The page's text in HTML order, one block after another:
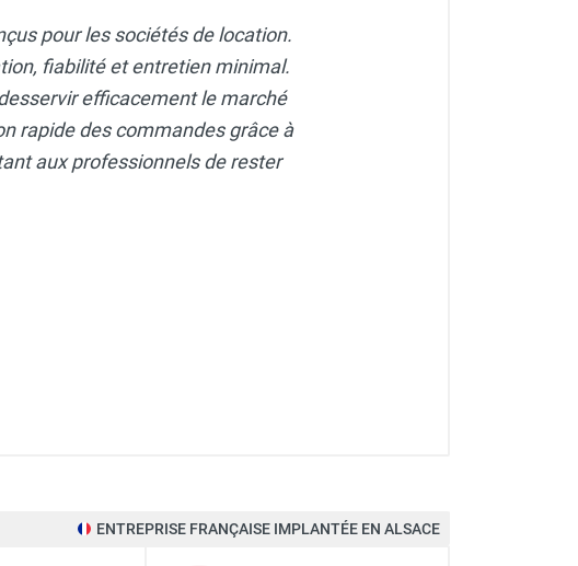
pour les sociétés de location.
fiabilité et entretien minimal.
efficacement le marché
rapide des commandes grâce à
aux professionnels de rester
ENTREPRISE FRANÇAISE IMPLANTÉE EN ALSACE